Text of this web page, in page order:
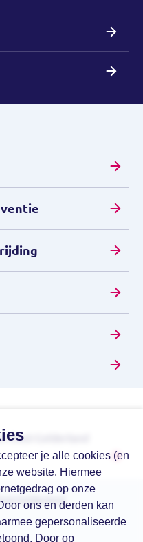
je alle cookies (en
website. Hiermee
op onze
ons en derden kan
gepersonaliseerde
Door op
Oost-Gelderland
Gelderland